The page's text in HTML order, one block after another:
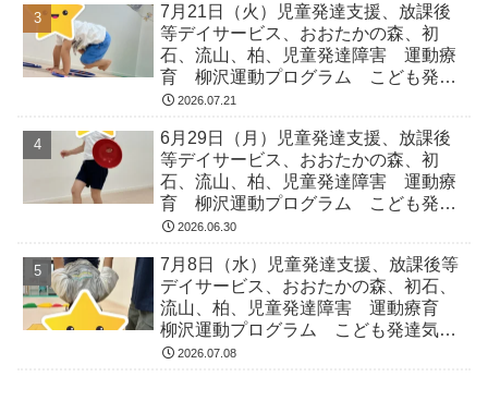
7月21日（火）児童発達支援、放課後
等デイサービス、おおたかの森、初
石、流山、柏、児童発達障害 運動療
育 柳沢運動プログラム こども発達
気になる 発達障害 放デイ 自閉
2026.07.21
6月29日（月）児童発達支援、放課後
等デイサービス、おおたかの森、初
石、流山、柏、児童発達障害 運動療
育 柳沢運動プログラム こども発達
気になる 発達障害 放デイ 自閉
2026.06.30
7月8日（水）児童発達支援、放課後等
デイサービス、おおたかの森、初石、
流山、柏、児童発達障害 運動療育
柳沢運動プログラム こども発達気に
なる 発達障害 放デイ 自閉症
2026.07.08